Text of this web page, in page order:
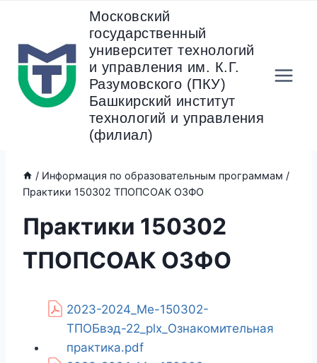
содержанию
Московский
государственный
университет технологий
и управления им. К.Г.
Разумовского (ПКУ)
Башкирский институт
технологий и управления
(филиал)
/ Информация по образовательным программам /
Практики 150302 ТПОПСОАК ОЗФО
Практики 150302
ТПОПСОАК ОЗФО
2023-2024_Ме-150302-
ТПОБвэд-22_plx_Ознакомительная
практика.pdf